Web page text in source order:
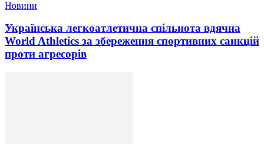
Новини
Українська легкоатлетична спільнота вдячна
World Athletics за збереження спортивних санкцій
проти агресорів